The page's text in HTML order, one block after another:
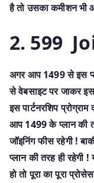
है तो उसका कमीशन भी
2. 599
अगर आप 1499 से इस
से वेबसाइट पर जाकर
इस पार्टनरशिप
आप 1499 के प्लान की
जॉइनिंग फीस रहेगी !
प्लान की तरह ही रहेगी
हो तो पूरा का पूरा